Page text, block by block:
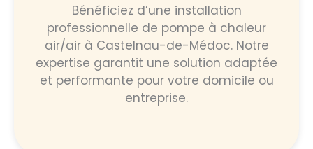
Bénéficiez d’une installation
professionnelle de pompe à chaleur
air/air à Castelnau-de-Médoc. Notre
expertise garantit une solution adaptée
et performante pour votre domicile ou
entreprise.